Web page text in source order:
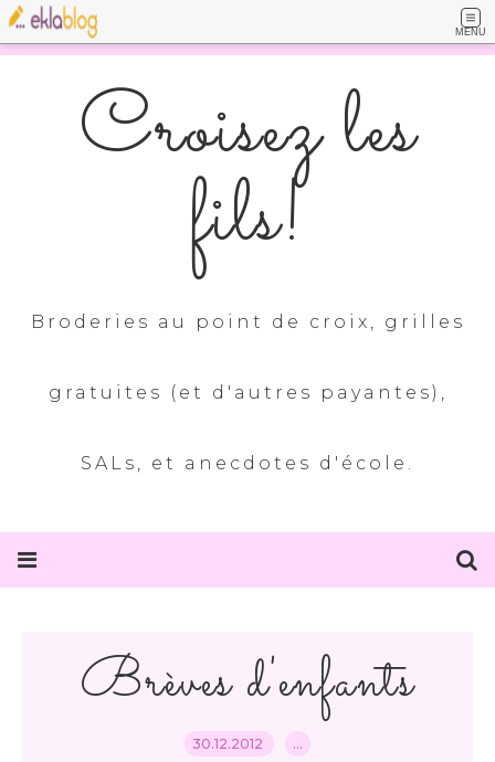
MENU
Croisez les
fils!
Broderies au point de croix, grilles
gratuites (et d'autres payantes),
SALs, et anecdotes d'école.
Brèves d'enfants
30.12.2012 …